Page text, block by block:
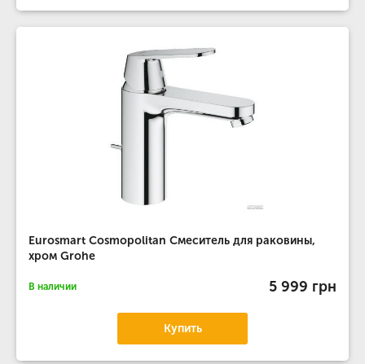
Eurosmart Cosmopolitan Смеситель для раковины,
хром Grohe
В наличии 5 999 грн
Купить